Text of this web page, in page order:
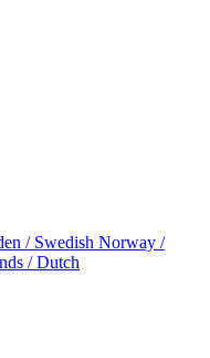
/ Swedish Norway /
/ Dutch